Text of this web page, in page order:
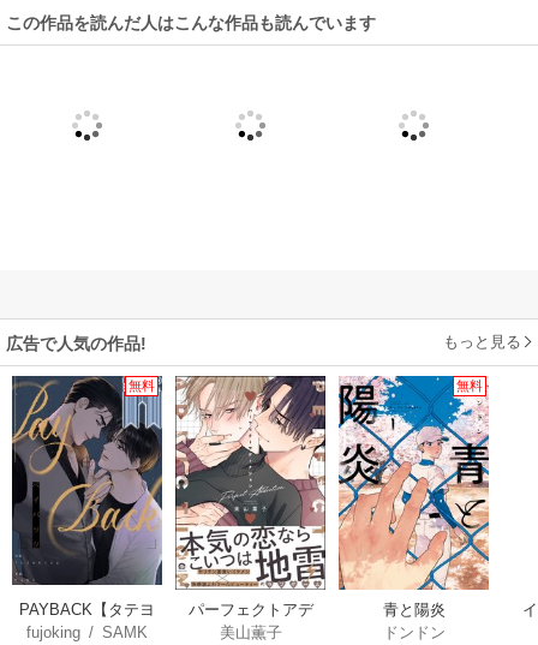
この作品を読んだ人はこんな作品も読んでいます
広告で人気の作品! もっと見る
無料
PAYBACK【タテヨ
ミ】
fujoking /SAMK
パーフェクトアデ
ィクション
美山薫子
無料
青と陽炎
ドンドン